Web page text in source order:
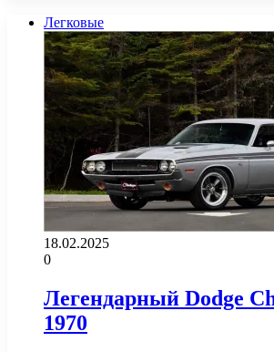
Легковые
18.02.2025
0
Легендарный Dodge
1970